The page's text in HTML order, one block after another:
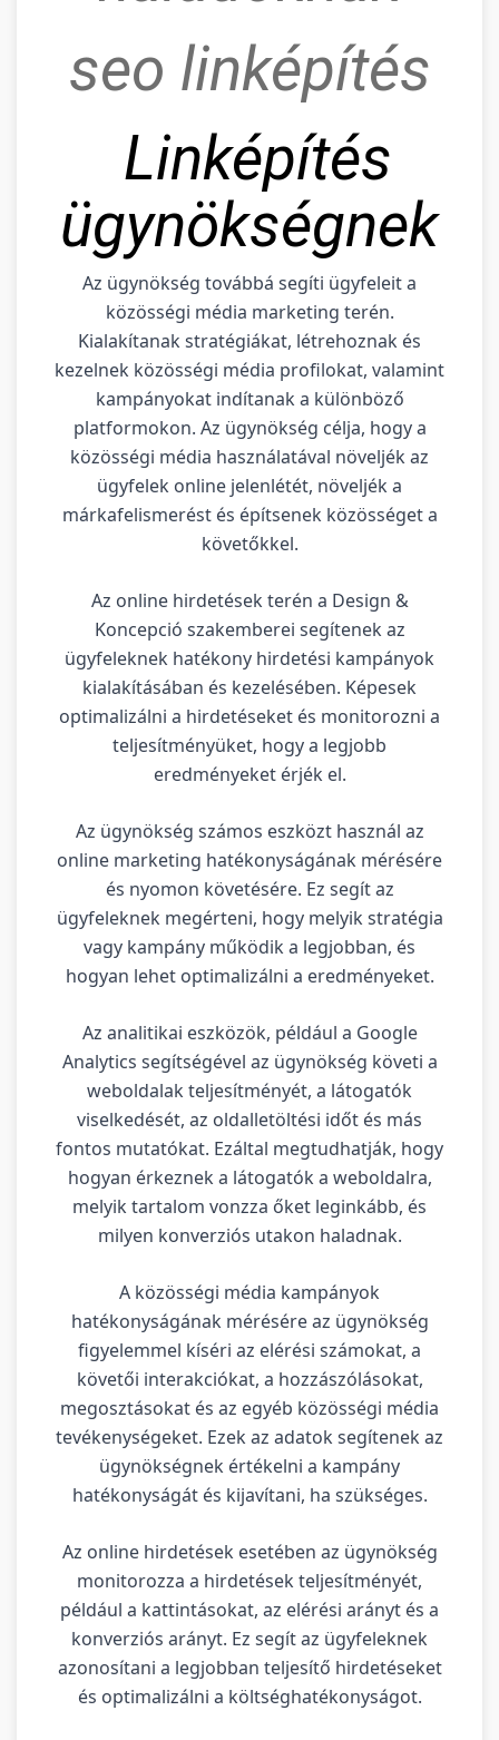
seo linképítés
Linképítés
ügynökségnek
Az ügynökség továbbá segíti ügyfeleit a
közösségi média marketing terén.
Kialakítanak stratégiákat, létrehoznak és
kezelnek közösségi média profilokat, valamint
kampányokat indítanak a különböző
platformokon. Az ügynökség célja, hogy a
közösségi média használatával növeljék az
ügyfelek online jelenlétét, növeljék a
márkafelismerést és építsenek közösséget a
követőkkel.
Az online hirdetések terén a Design &
Koncepció szakemberei segítenek az
ügyfeleknek hatékony hirdetési kampányok
kialakításában és kezelésében. Képesek
optimalizálni a hirdetéseket és monitorozni a
teljesítményüket, hogy a legjobb
eredményeket érjék el.
Az ügynökség számos eszközt használ az
online marketing hatékonyságának mérésére
és nyomon követésére. Ez segít az
ügyfeleknek megérteni, hogy melyik stratégia
vagy kampány működik a legjobban, és
hogyan lehet optimalizálni a eredményeket.
Az analitikai eszközök, például a Google
Analytics segítségével az ügynökség követi a
weboldalak teljesítményét, a látogatók
viselkedését, az oldalletöltési időt és más
fontos mutatókat. Ezáltal megtudhatják, hogy
hogyan érkeznek a látogatók a weboldalra,
melyik tartalom vonzza őket leginkább, és
milyen konverziós utakon haladnak.
A közösségi média kampányok
hatékonyságának mérésére az ügynökség
figyelemmel kíséri az elérési számokat, a
követői interakciókat, a hozzászólásokat,
megosztásokat és az egyéb közösségi média
tevékenységeket. Ezek az adatok segítenek az
ügynökségnek értékelni a kampány
hatékonyságát és kijavítani, ha szükséges.
Az online hirdetések esetében az ügynökség
monitorozza a hirdetések teljesítményét,
például a kattintásokat, az elérési arányt és a
konverziós arányt. Ez segít az ügyfeleknek
azonosítani a legjobban teljesítő hirdetéseket
és optimalizálni a költséghatékonyságot.